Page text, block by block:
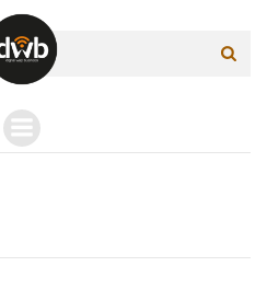
Saltar
al
contenido